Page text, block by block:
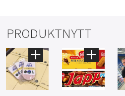
PRODUKTNYTT